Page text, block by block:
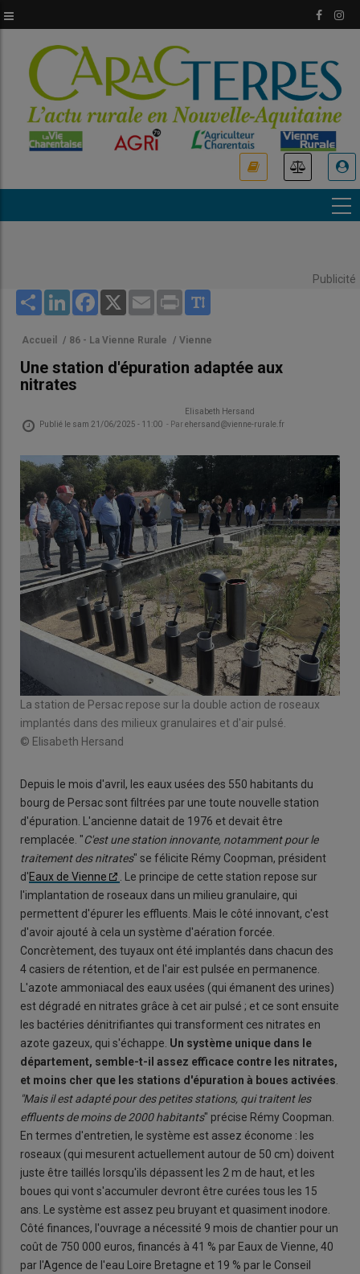
au
principal
Publicité
Share LinkedInFacebook
X Email Print
Accueil / 86 - La Vienne Rurale / Vienne
Une station d'épuration adaptée aux
nitrates
Publié le sam 21/06/2025 - 11:00 - Par
Elisabeth Hersand
ehersand@vienne-rurale.fr
La station de Persac repose sur la double action de roseaux
implantés dans des milieux granulaires et d'air pulsé.
© Elisabeth Hersand
Depuis le mois d'avril, les eaux usées des 550 habitants du
bourg de Persac sont filtrées par une toute nouvelle station
d'épuration. L'ancienne datait de 1976 et devait être
remplacée. "C'est une station innovante, notamment pour le
traitement des nitrates" se félicite Rémy Coopman, président
d'Eaux de Vienne
. Le principe de cette station repose sur
l'implantation de roseaux dans un milieu granulaire, qui
permettent d'épurer les effluents. Mais le côté innovant, c'est
d'avoir ajouté à cela un système d'aération forcée.
Concrètement, des tuyaux ont été implantés dans chacun des
4 casiers de rétention, et de l'air est pulsée en permanence.
L'azote ammoniacal des eaux usées (qui émanent des urines)
est dégradé en nitrates grâce à cet air pulsé ; et ce sont ensuite
les bactéries dénitrifiantes qui transforment ces nitrates en
azote gazeux, qui s'échappe. Un système unique dans le
département, semble-t-il assez efficace contre les nitrates,
et moins cher que les stations d'épuration à boues activées
"Mais il est adapté pour des petites stations, qui traitent les
effluents de moins de 2000 habitants" précise Rémy Coopman.
En termes d'entretien, le système est assez économe : les
roseaux (qui mesurent actuellement autour de 50 cm) doivent
juste être taillés lorsqu'ils dépassent les 2 m de haut, et les
boues qui vont s'accumuler devront être curées tous les 15
ans. Le système est assez peu bruyant et quasiment inodore.
Côté finances, l'ouvrage a nécessité 9 mois de chantier pour un
coût de 750 000 euros, financés à 41 % par Eaux de Vienne, 40
par l'Agence de l'eau Loire Bretagne et 19 % par le Conseil